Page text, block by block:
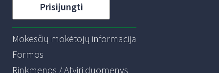
Prisijungti
Mokesčių mokėtojų informacija
Formos